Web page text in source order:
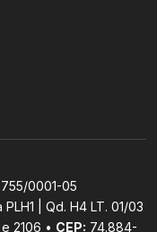
0001-05
| Qd. H4 LT. 01/03
2106 • CEP: 74.884-